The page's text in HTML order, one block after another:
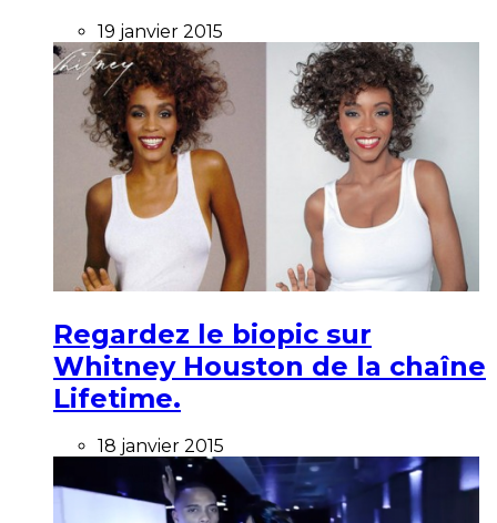
19 janvier 2015
Regardez le biopic sur
Whitney Houston de la chaîne
Lifetime.
18 janvier 2015